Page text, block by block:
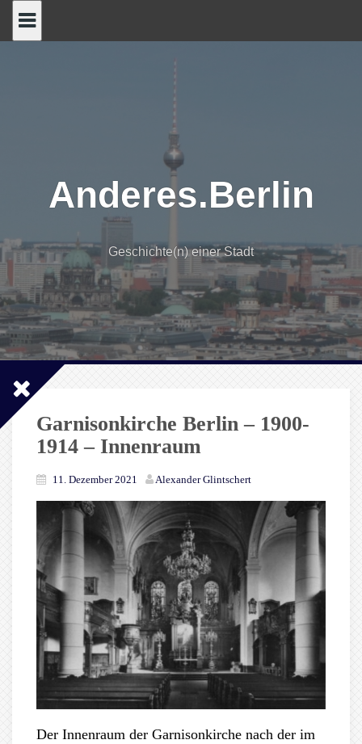
Anderes.Berlin
Geschichte(n) einer Stadt
Garnisonkirche Berlin – 1900-
1914 – Innenraum
11. Dezember 2021 Alexander Glintschert
Der Innenraum der Garnisonkirche nach der im